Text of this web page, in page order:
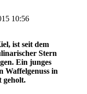
10:56
ist seit dem
Stern
Ein junges
Waffelgenuss in
geholt.